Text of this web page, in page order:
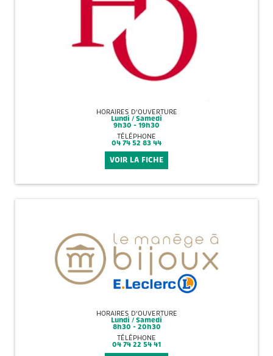
HORAIRES D'OUVERTURE
Lundi / Samedi
9h30 - 19h30
TÉLÉPHONE
04 74 52 83 44
VOIR LA FICHE
HORAIRES D'OUVERTURE
Lundi / Samedi
8h30 - 20h30
TÉLÉPHONE
04 74 22 54 41